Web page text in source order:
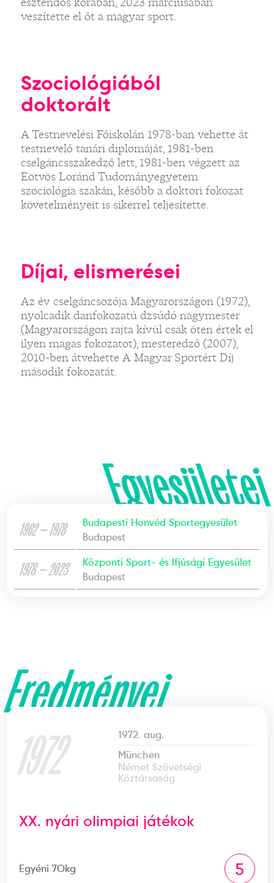
veszítette el őt a magyar sport.
Szociológiából
doktorált
A Testnevelési Főiskolán 1978-ban vehette át
testnevelő tanári diplomáját, 1981-ben
cselgáncsszakedző lett, 1981-ben végzett az
Eötvös Loránd Tudományegyetem
szociológia szakán, később a doktori fokozat
követelményeit is sikerrel teljesítette.
Díjai, elismerései
Az év cselgáncsozója Magyarországon (1972),
nyolcadik danfokozatú dzsúdó nagymester
(Magyarországon rajta kívül csak öten értek el
ilyen magas fokozatot), mesteredző (2007),
2010-ben átvehette A Magyar Sportért Díj
második fokozatát.
Egyesületei
1962 — 1978
Budapesti Honvéd Sportegyesület
Budapest
1978 — 2023
Központi Sport- és Ifjúsági Egyesület
Budapest
Eredményei
1972
1972. aug.
München
Német Szövetségi
Köztársaság
XX. nyári olimpiai játékok
Egyéni 70kg 5